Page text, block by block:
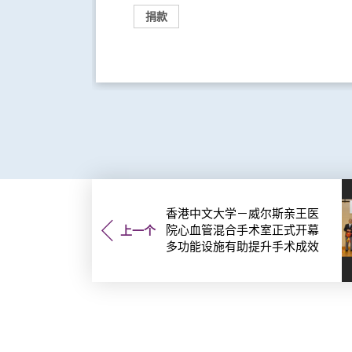
捐款
上一个
香港中文大学－威尔斯亲王医
院心血管混合手术室正式开幕
多功能设施有助提升手术成效